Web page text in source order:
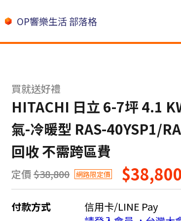
OP響樂生活 部落格
買就送好禮
HITACHI 日立 6-7坪 4.1
氣-冷暖型 RAS-40YSP1/
回收 不需跨區費
定價 $38,800 網路限定價
付款方式
信用卡/LINE Pay